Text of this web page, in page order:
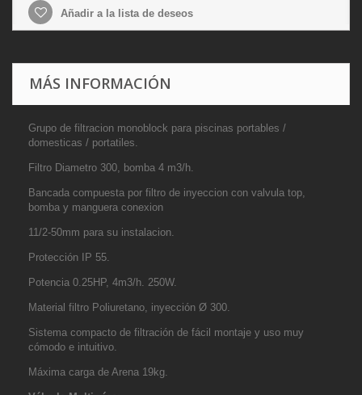
Añadir a la lista de deseos
MÁS INFORMACIÓN
Grupo de filtracion monoblock para piscinas portables /
domesticas / portatiles.
Filtro Diametro 300, bomba 4 m3/h.
Bancada compuesta por filtro de inyeccion con valvula top,
bomba y manguera conexion
11/2-50mm para su instalacion.
Protección IP 55.
Potencia 0.25HP, 4m3/h. 250W.
Material filtro Poliuretano, inyección Ø 300.
Sistema compacto de filtración de fácil montaje y uso muy
cómodo e intuitivo.
Máxima carga de Arena 19kg.